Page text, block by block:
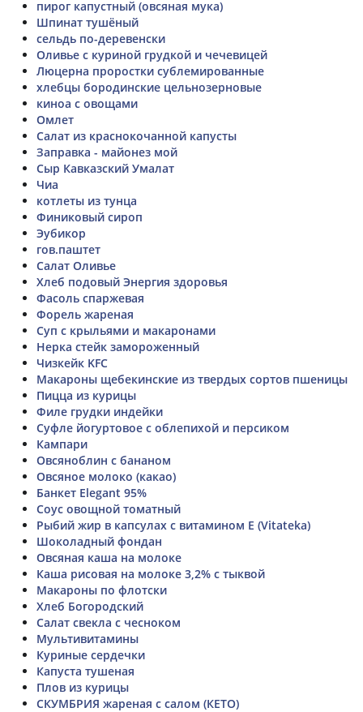
пирог капустный (овсяная мука)
Шпинат тушёный
сельдь по-деревенски
Оливье с куриной грудкой и чечевицей
Люцерна проростки сублемированные
хлебцы бородинские цельнозерновые
киноа с овощами
Омлет
Салат из краснокочанной капусты
Заправка - майонез мой
Сыр Кавказский Умалат
Чиа
котлеты из тунца
Финиковый сироп
Эубикор
гов.паштет
Салат Оливье
Хлеб подовый Энергия здоровья
Фасоль спаржевая
Форель жареная
Суп с крыльями и макаронами
Нерка стейк замороженный
Чизкейк KFC
Макароны щебекинские из твердых сортов пшеницы
Пицца из курицы
Филе грудки индейки
Суфле йогуртовое с облепихой и персиком
Кампари
Овсяноблин с бананом
Овсяное молоко (какао)
Банкет Elegant 95%
Соус овощной томатный
Рыбий жир в капсулах с витамином Е (Vitateka)
Шоколадный фондан
Овсяная каша на молоке
Каша рисовая на молоке 3,2% с тыквой
Макароны по флотски
Хлеб Богородский
Салат свекла с чесноком
Мультивитамины
Куриные сердечки
Капуста тушеная
Плов из курицы
СКУМБРИЯ жареная с салом (КЕТО)